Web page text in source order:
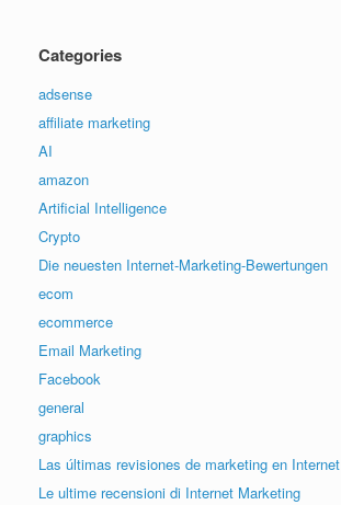
Categories
adsense
affiliate marketing
AI
amazon
Artificial Intelligence
Crypto
Die neuesten Internet-Marketing-Bewertungen
ecom
ecommerce
Email Marketing
Facebook
general
graphics
Las últimas revisiones de marketing en Internet
Le ultime recensioni di Internet Marketing